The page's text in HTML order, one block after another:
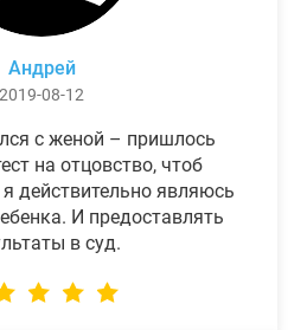
Андрей
2019-08-12
с женой – пришлось
на отцовство, чтоб
действительно являюсь
И предоставлять
в суд.